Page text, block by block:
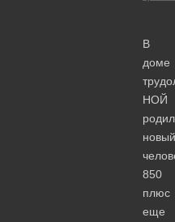
В
доме
НОЙ
новый
850
плюс
еще